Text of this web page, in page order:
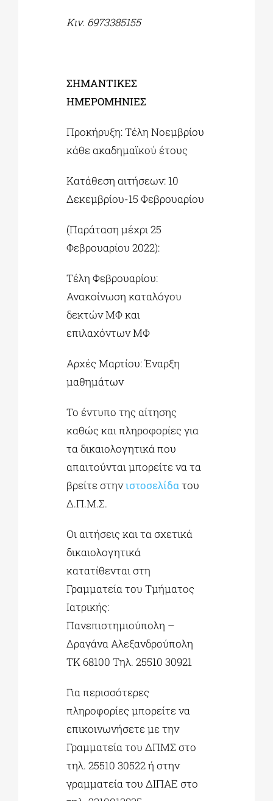
Κιν. 6973385155
ΣΗΜΑΝΤΙΚΕΣ
ΗΜΕΡΟΜΗΝΙΕΣ
Προκήρυξη: Τέλη Νοεμβρίου
κάθε ακαδημαϊκού έτους
Κατάθεση αιτήσεων: 10
Δεκεμβρίου-15 Φεβρουαρίου
(Παράταση μέχρι 25
Φεβρουαρίου 2022):
Τέλη Φεβρουαρίου:
Ανακοίνωση καταλόγου
δεκτών ΜΦ και
επιλαχόντων ΜΦ
Αρχές Μαρτίου: Έναρξη
μαθημάτων
Το έντυπο της αίτησης
καθώς και πληροφορίες για
τα δικαιολογητικά που
απαιτούνται μπορείτε να τα
βρείτε στηνιστοσελίδατου
Δ.Π.Μ.Σ.
Οι αιτήσεις και τα σχετικά
δικαιολογητικά
κατατίθενται στη
Γραμματεία του Τμήματος
Ιατρικής:
Πανεπιστημιούπολη –
Δραγάνα Αλεξανδρούπολη
ΤΚ 68100 Τηλ. 25510 30921
Για περισσότερες
πληροφορίες μπορείτε να
επικοινωνήσετε με την
Γραμματεία του ΔΠΜΣ στο
τηλ. 25510 30522 ή στην
γραμματεία του ΔΙΠΑΕ στο